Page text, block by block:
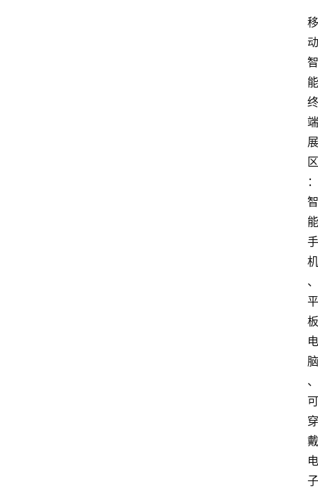
移
动
智
能
终
端
展
区
：
智
能
手
机
、
平
板
电
脑
、
可
穿
戴
电
子